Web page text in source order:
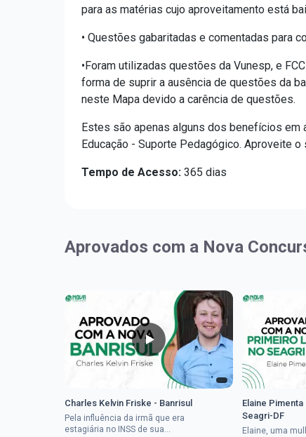
para as matérias cujo aproveitamento está
• Questões gabaritadas e comentadas para
•Foram utilizadas questões da Vunesp, e
forma de suprir a ausência de questões da
neste Mapa devido a carência de questões.
Estes são apenas alguns dos benefícios em
Educação - Suporte Pedagógico. Aproveite
Tempo de Acesso: 365 dias
Aprovados com a Nova
Charles Kelvin Friske - Banrisul
Pela influência da irmã que era
estagiária no INSS de sua
Elaine Pimenta
Seagri-DF
Elaine, uma